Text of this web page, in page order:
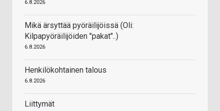
6.8.2026
Mikä ärsyttää pyöräilijöissä (Oli:
Kilpapyöräilijöiden "pakat"..)
6.8.2026
Henkilökohtainen talous
6.8.2026
Liittymät